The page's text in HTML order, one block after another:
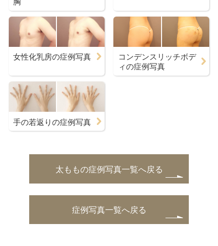
女性化乳房の症例写真
コンデンスリッチボデ
ィの症例写真
手の若返りの症例写真
太ももの症例写真一覧へ戻る
症例写真一覧へ戻る